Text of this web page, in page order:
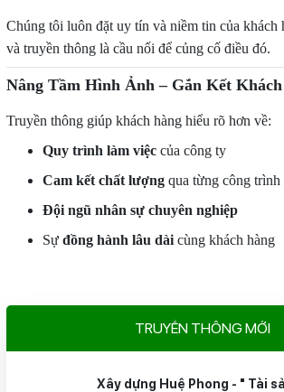
Chúng tôi luôn đặt uy tín và niềm tin của khách
và truyền thông là cầu nối để củng cố điều đó.
Nâng Tầm Hình Ảnh – Gắn Kết
Truyền thông giúp khách hàng hiểu rõ hơn về:
Quy trình làm việccủa công ty
Cam kết chất lượngqua từng công trình
Đội ngũ nhân sự chuyên nghiệp
Sự đồng hành lâu dàicùng khách hàng
TRUYỀN THÔNG MỚI
Xây dựng Huệ Phong - " Tài